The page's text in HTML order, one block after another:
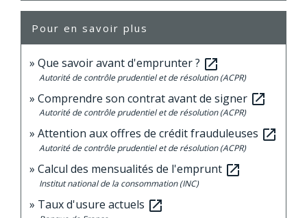
Pour en savoir plus
Que savoir avant d'emprunter ? open_in_new
Autorité de contrôle prudentiel et de résolution (ACPR)
Comprendre son contrat avant de signer open_in_new
Autorité de contrôle prudentiel et de résolution (ACPR)
Attention aux offres de crédit frauduleuses open_in_new
Autorité de contrôle prudentiel et de résolution (ACPR)
Calcul des mensualités de l'emprunt open_in_new
Institut national de la consommation (INC)
Taux d'usure actuels open_in_new